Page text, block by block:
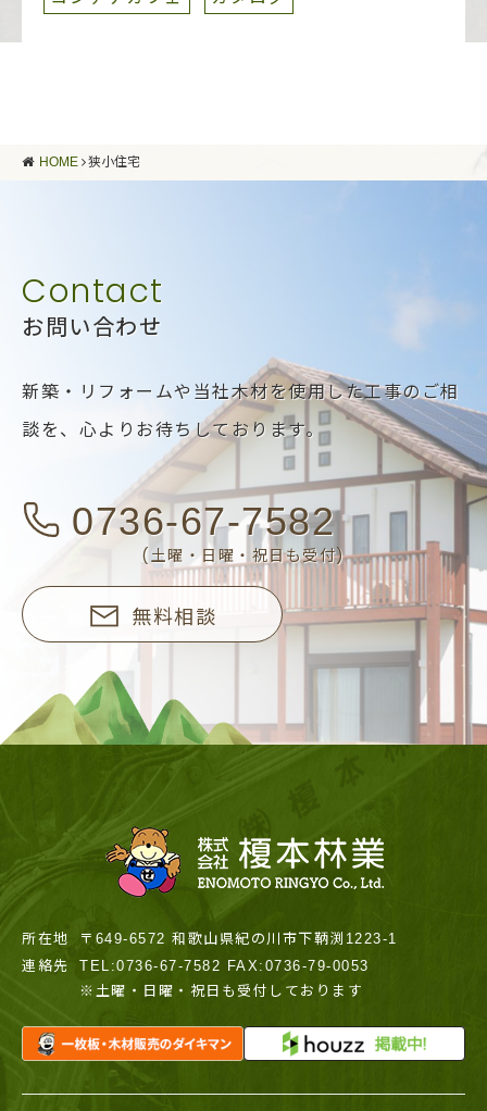
HOME 狭小住宅
お問い合わせ
新築・リフォームや当社木材を使用した工事のご相
談を、 心よりお待ちしております。
0736-67-7582
(土曜・日曜・祝日も受付)
無料相談
所在地
〒649-6572 和歌山県紀の川市下鞆渕1223-1
連絡先
TEL:0736-67-7582 FAX:0736-79-0053
※土曜・日曜・祝日も受付しております